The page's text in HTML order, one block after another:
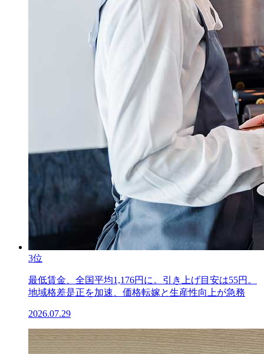
3位
最低賃金、全国平均1,176円に。引き上げ目安は55円。
地域格差是正を加速、価格転嫁と生産性向上が急務
2026.07.29